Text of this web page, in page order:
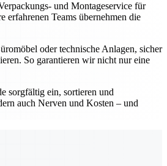
und Montageservice für
erfahrenen Teams übernehmen die
oder technische Anlagen, sicher
So garantieren wir nicht nur eine
sorgfältig ein, sortieren und
auch Nerven und Kosten – und